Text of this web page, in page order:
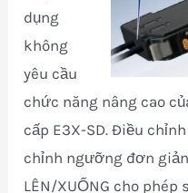
dụng
không
yêu cầu
chức năng nâng cao
cấp E3X-SD. Điều
chỉnh ngưỡng đơn
LÊN/XUỐNG cho